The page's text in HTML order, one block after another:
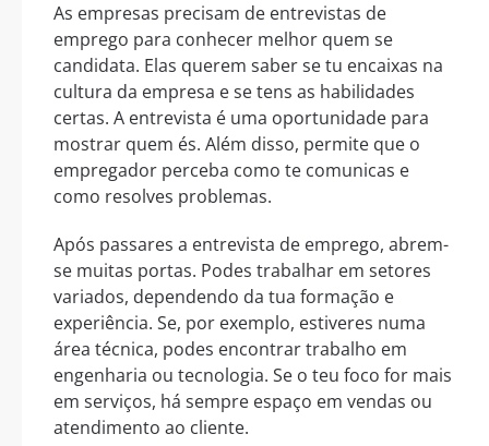
As empresas precisam de entrevistas de
emprego para conhecer melhor quem se
candidata. Elas querem saber se tu encaixas na
cultura da empresa e se tens as habilidades
certas. A entrevista é uma oportunidade para
mostrar quem és. Além disso, permite que o
empregador perceba como te comunicas e
como resolves problemas.
Após passares a entrevista de emprego, abrem-
se muitas portas. Podes trabalhar em setores
variados, dependendo da tua formação e
experiência. Se, por exemplo, estiveres numa
área técnica, podes encontrar trabalho em
engenharia ou tecnologia. Se o teu foco for mais
em serviços, há sempre espaço em vendas ou
atendimento ao cliente.